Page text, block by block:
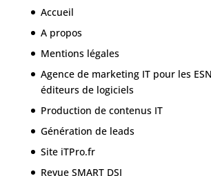
Accueil
A propos
Mentions légales
Agence de marketing IT pour les
éditeurs de logiciels
Production de contenus IT
Génération de leads
Site iTPro.fr
Revue SMART DSI